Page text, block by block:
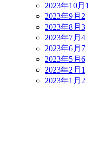
2023年10月 1
2023年9月 2
2023年8月 3
2023年7月 4
2023年6月 7
2023年5月 6
2023年2月 1
2023年1月 2